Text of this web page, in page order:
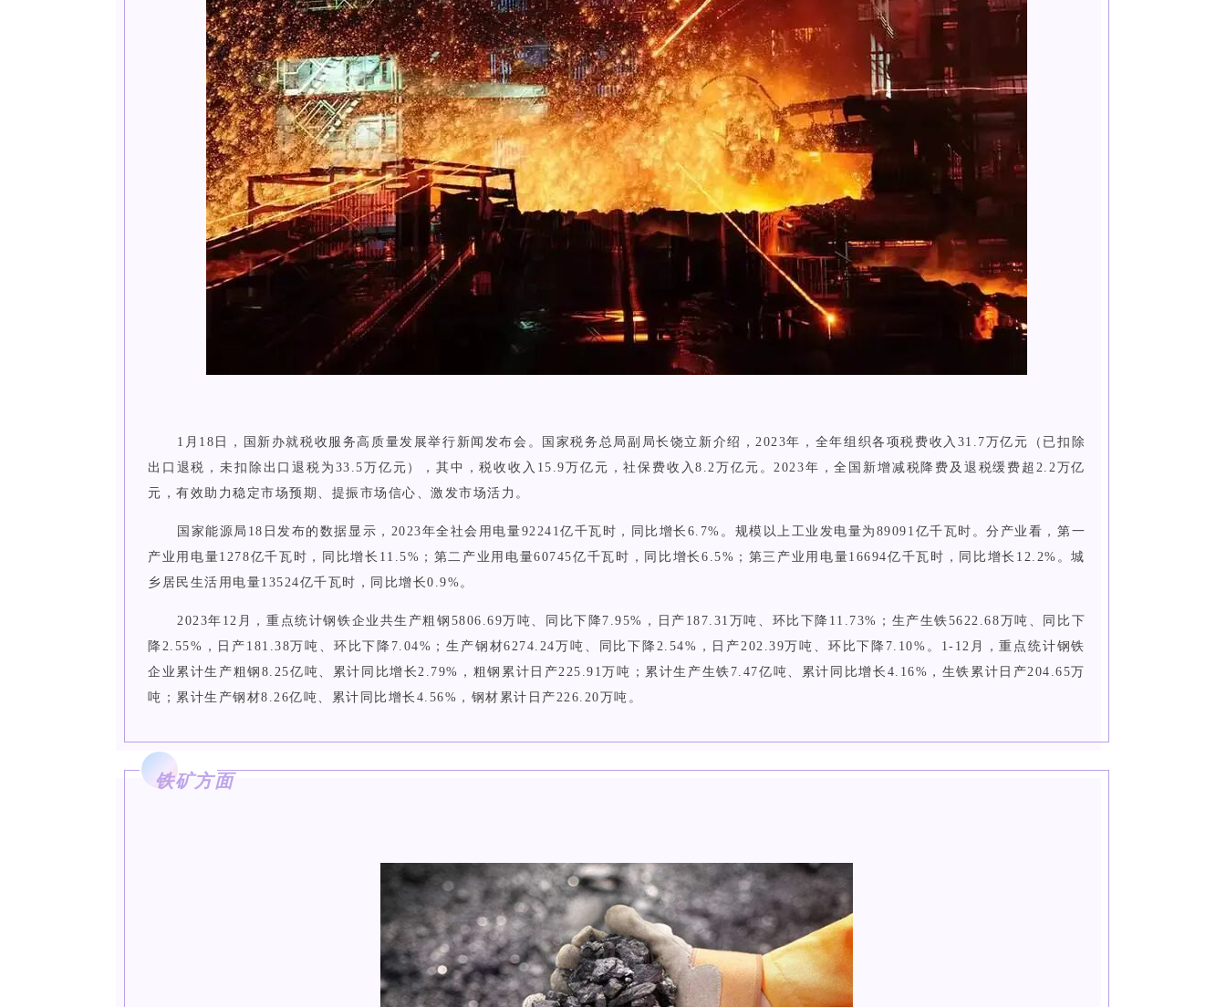
1月18日，国新办就税收服务高质量发展举行新闻发布会。国家税务总局副局长饶立新介绍，2023年，全年组织各项税费收入31.7万亿元（已扣除
出口退税，未扣除出口退税为33.5万亿元），其中，税收收入15.9万亿元，社保费收入8.2万亿元。2023年，全国新增减税降费及退税缓费超2.2万亿
元，有效助力稳定市场预期、提振市场信心、激发市场活力。
国家能源局18日发布的数据显示，2023年全社会用电量92241亿千瓦时，同比增长6.7%。规模以上工业发电量为89091亿千瓦时。分产业看，第一
产业用电量1278亿千瓦时，同比增长11.5%；第二产业用电量60745亿千瓦时，同比增长6.5%；第三产业用电量16694亿千瓦时，同比增长12.2%。城
乡居民生活用电量13524亿千瓦时，同比增长0.9%。
2023年12月，重点统计钢铁企业共生产粗钢5806.69万吨、同比下降7.95%，日产187.31万吨、环比下降11.73%；生产生铁5622.68万吨、同比下
降2.55%，日产181.38万吨、环比下降7.04%；生产钢材6274.24万吨、同比下降2.54%，日产202.39万吨、环比下降7.10%。1-12月，重点统计钢铁
企业累计生产粗钢8.25亿吨、累计同比增长2.79%，粗钢累计日产225.91万吨；累计生产生铁7.47亿吨、累计同比增长4.16%，生铁累计日产204.65万
吨；累计生产钢材8.26亿吨、累计同比增长4.56%，钢材累计日产226.20万吨。
铁矿方面